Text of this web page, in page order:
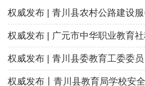
权威发布 | 青川县农村公路建设
权威发布 | 广元市中华职业教育
权威发布 | 青川县委教育工委委